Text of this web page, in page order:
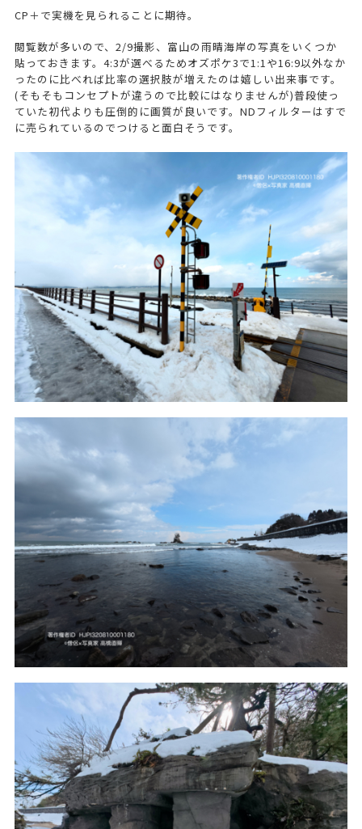
CP＋で実機を見られることに期待。
閲覧数が多いので、2/9撮影、富山の雨晴海岸の写真をいくつか
貼っておきます。4:3が選べるためオズポケ3で1:1や16:9以外なか
ったのに比べれば比率の選択肢が増えたのは嬉しい出来事です。
(そもそもコンセプトが違うので比較にはなりませんが)普段使っ
ていた初代よりも圧倒的に画質が良いです。NDフィルターはすで
に売られているのでつけると面白そうです。